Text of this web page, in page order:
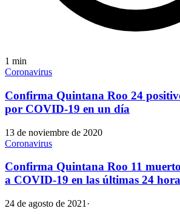
1 min
Coronavirus
Confirma Quintana Roo 24
por COVID-19 en un día
13 de noviembre de 2020
Coronavirus
Confirma Quintana Roo 11
a COVID-19 en las últimas 24
24 de agosto de 2021 ·